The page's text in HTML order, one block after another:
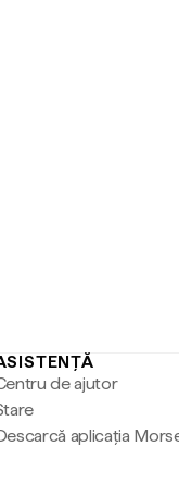
de ajutor
aplicația